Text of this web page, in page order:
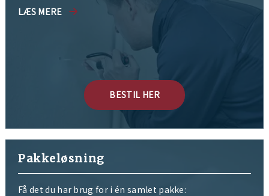
LÆS MERE
BESTIL HER
Pakkeløsning
Få det du har brug for i én samlet pakke: